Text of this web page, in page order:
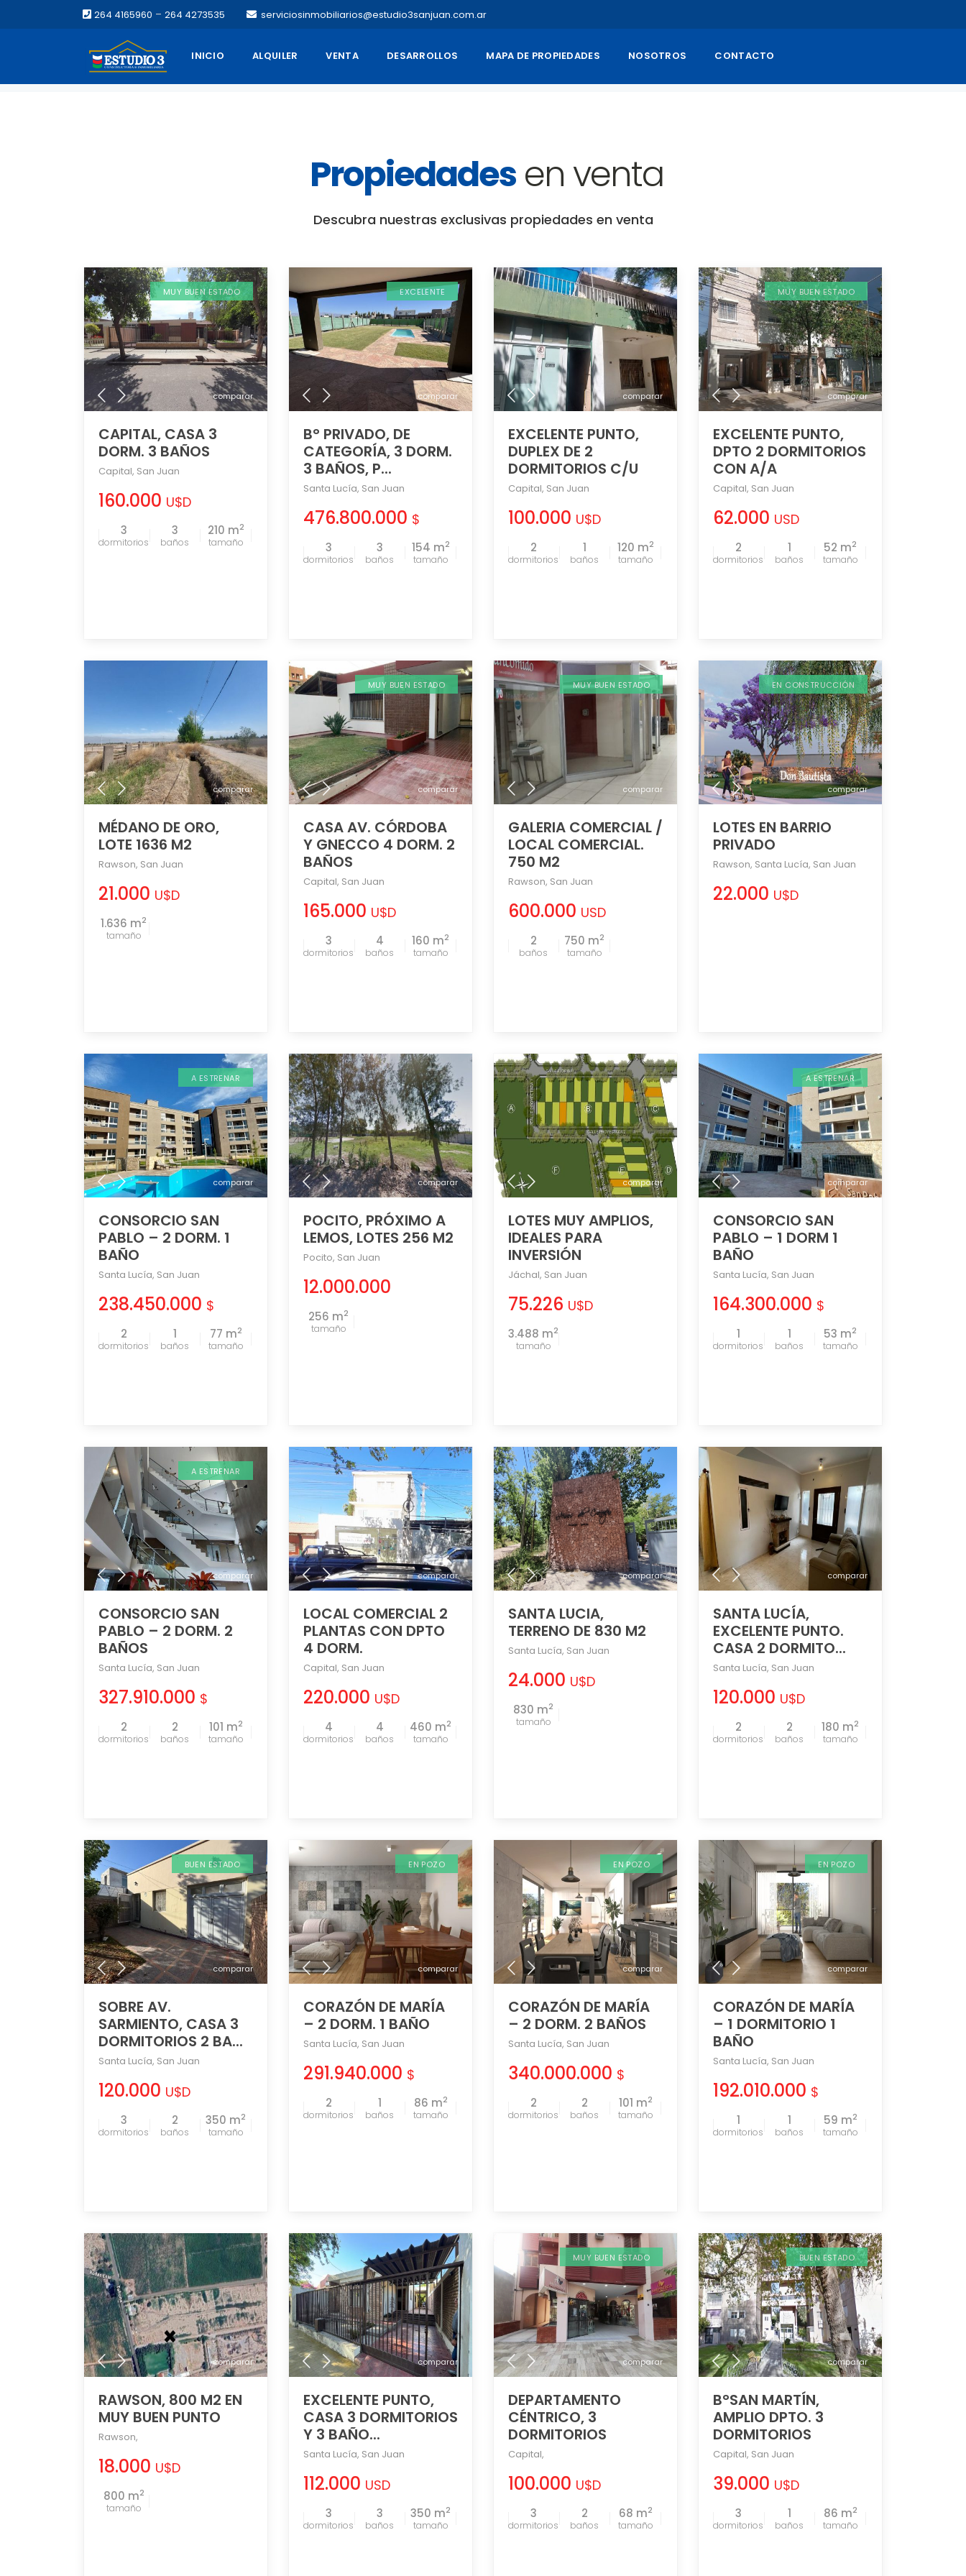
264 4165960 – 264 4273535 serviciosinmobiliarios@estudio3sanjuan.com.ar
INICIO ALQUILER VENTA DESARROLLOS MAPA DE PROPIEDADES NOSOTROS CONTACTO
Propiedadesen venta
Descubra nuestras exclusivas propiedades en venta
comparar
MUY BUEN ESTADO
CAPITAL, CASA 3
DORM. 3 BAÑOS
Capital, San Juan
160.000 U$D
3 3 210 m2
tamaño
comparar
EXCELENTE
B° PRIVADO, DE
CATEGORÍA, 3 DORM.
3 BAÑOS, P...
Santa Lucía, San Juan
476.800.000 $
3 3 154 m2
tamaño
comparar
EXCELENTE PUNTO,
DUPLEX DE 2
DORMITORIOS C/U
Capital, San Juan
100.000 U$D
2 1 120 m2
tamaño
comparar
MUY BUEN ESTADO
EXCELENTE PUNTO,
DPTO 2 DORMITORIOS
CON A/A
Capital, San Juan
62.000 USD
2 1 52 m2
tamaño
comparar
MÉDANO DE ORO,
LOTE 1636 M2
Rawson, San Juan
21.000 U$D
1.636 m2
tamaño
comparar
MUY BUEN ESTADO
CASA AV. CÓRDOBA
Y GNECCO 4 DORM. 2
BAÑOS
Capital, San Juan
165.000 U$D
3 4 160 m2
tamaño
comparar
MUY BUEN ESTADO
GALERIA COMERCIAL /
LOCAL COMERCIAL.
750 M2
Rawson, San Juan
600.000 USD
2 750 m2
tamaño
comparar
EN CONSTRUCCIÓN
LOTES EN BARRIO
PRIVADO
Rawson, Santa Lucía, San Juan
22.000 U$D
comparar
A ESTRENAR
CONSORCIO SAN
PABLO – 2 DORM. 1
BAÑO
Santa Lucía, San Juan
238.450.000 $
2 1 77 m2
tamaño
comparar
POCITO, PRÓXIMO A
LEMOS, LOTES 256 M2
Pocito, San Juan
12.000.000
256 m2
tamaño
comparar
LOTES MUY AMPLIOS,
IDEALES PARA
INVERSIÓN
Jáchal, San Juan
75.226 U$D
3.488 m2
tamaño
comparar
A ESTRENAR
CONSORCIO SAN
PABLO – 1 DORM 1
BAÑO
Santa Lucía, San Juan
164.300.000 $
1 1 53 m2
tamaño
comparar
A ESTRENAR
CONSORCIO SAN
PABLO – 2 DORM. 2
BAÑOS
Santa Lucía, San Juan
327.910.000 $
2 2 101 m2
tamaño
comparar
LOCAL COMERCIAL 2
PLANTAS CON DPTO
4 DORM.
Capital, San Juan
220.000 U$D
4 4 460 m2
tamaño
comparar
SANTA LUCIA,
TERRENO DE 830 M2
Santa Lucía, San Juan
24.000 U$D
830 m2
tamaño
comparar
SANTA LUCÍA,
EXCELENTE PUNTO.
CASA 2 DORMITO...
Santa Lucía, San Juan
120.000 U$D
2 2 180 m2
tamaño
comparar
BUEN ESTADO
SOBRE AV.
SARMIENTO, CASA 3
DORMITORIOS 2 BA...
Santa Lucía, San Juan
120.000 U$D
3 2 350 m2
tamaño
comparar
EN POZO
CORAZÓN DE MARÍA
– 2 DORM. 1 BAÑO
Santa Lucía, San Juan
291.940.000 $
2 1 86 m2
tamaño
comparar
EN POZO
CORAZÓN DE MARÍA
– 2 DORM. 2 BAÑOS
Santa Lucía, San Juan
340.000.000 $
2 2 101 m2
tamaño
comparar
EN POZO
CORAZÓN DE MARÍA
– 1 DORMITORIO 1
BAÑO
Santa Lucía, San Juan
192.010.000 $
1 1 59 m2
tamaño
comparar
RAWSON, 800 M2 EN
MUY BUEN PUNTO
Rawson,
18.000 U$D
800 m2
tamaño
comparar
EXCELENTE PUNTO,
CASA 3 DORMITORIOS
Y 3 BAÑO...
Santa Lucía, San Juan
112.000 USD
3 3 350 m2
tamaño
comparar
MUY BUEN ESTADO
DEPARTAMENTO
CÉNTRICO, 3
DORMITORIOS
Capital,
100.000 U$D
3 2 68 m2
tamaño
comparar
BUEN ESTADO
B°SAN MARTÍN,
AMPLIO DPTO. 3
DORMITORIOS
Capital, San Juan
39.000 U$D
3 1 86 m2
tamaño